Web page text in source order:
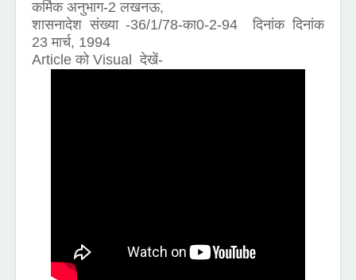
कर्मिक अनुभाग-2 लखनऊ,
शासनादेश संख्या -36/1/78-का0-2-94 दिनांक दिनांक
23 मार्च, 1994
Article को Visual देखें-